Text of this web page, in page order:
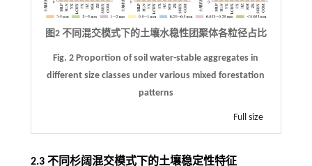
图2 不同混交模式下的土壤水稳性团聚体各粒径占比
Fig. 2 Proportion of soil water-stable aggregates in
different size classes under various mixed forestation
patterns
Full size
2.3 不同杉阔混交模式下的土壤稳定性特征